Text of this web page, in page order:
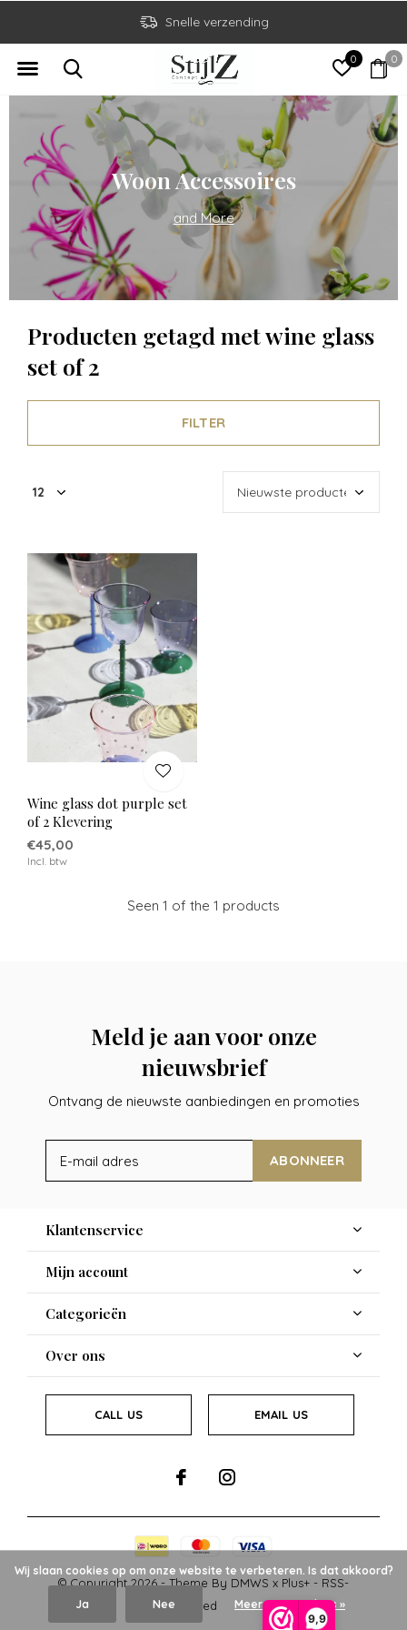
9,9
0 0
Snelle verzending
Woon Accessoires
and More
Producten getagd met wine glass
set of 2
FILTER
Wine glass dot purple set
of 2 Klevering
€45,00
Incl. btw
Seen 1 of the 1 products
Meld je aan voor onze
nieuwsbrief
Ontvang de nieuwste aanbiedingen en promoties
ABONNEER
Klantenservice
Mijn account
Categorieën
Over ons
CALL US EMAIL US
© Copyright2026- Theme By DMWS x Plus+ - RSS-
feed
Wij slaan cookies op om onze website te verbeteren. Is dat akkoord?
Ja Nee Meer over cookies »